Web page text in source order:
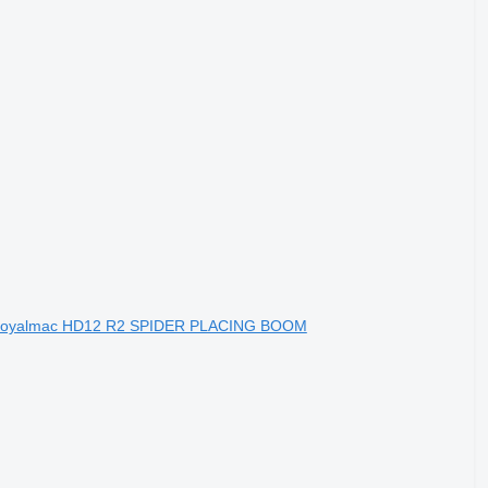
HD12 R2 SPIDER PLACING BOOM